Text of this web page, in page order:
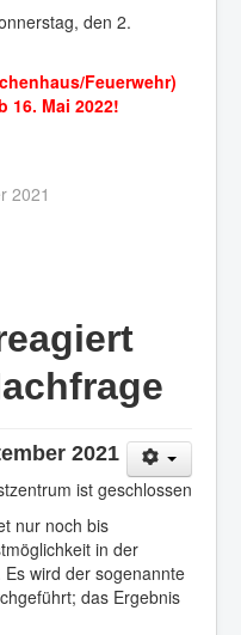
den 2.
Feuerwehr)
16. Mai 2022!
2021
2021
ist geschlossen.
nur noch bis
in der
wird der sogenannte
das Ergebnis